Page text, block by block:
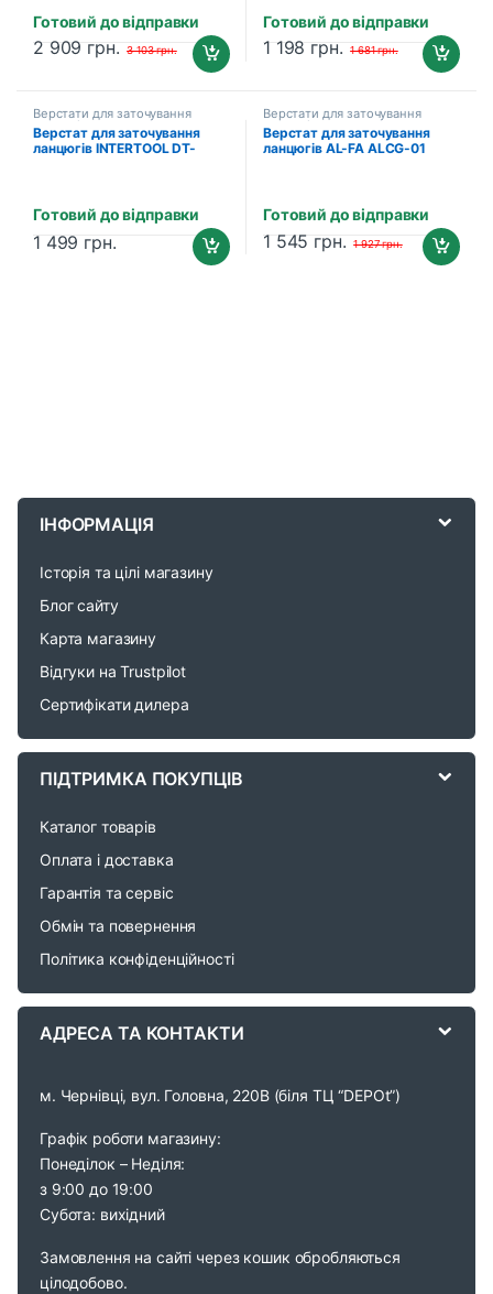
Готовий до відправки
2 909 грн. 3 103грн.
Готовий до відправки
1 198 грн. 1 681грн.
Верстати для заточування
ланцюгів
Верстат для заточування
ланцюгів INTERTOOL DT-
Готовий до відправки
1 499 грн.
Верстати для заточування
ланцюгів
Верстат для заточування
ланцюгів AL-FA ALCG-01
Готовий до відправки
1 545 грн. 1 927грн.
C
ІНФОРМАЦІЯ
Історія та цілі магазину
Блог сайту
Карта магазину
Відгуки на Trustpilot
Сертифікати дилера
ПІДТРИМКА ПОКУПЦІВ
Каталог товарів
Оплата і доставка
Гарантія та сервіс
Обмін та повернення
Політика конфіденційності
АДРЕСА ТА КОНТАКТИ
м. Чернівці, вул. Головна, 220В (біля ТЦ “DEPOt”)
Графік роботи магазину:
Понеділок – Неділя:
з 9:00 до 19:00
Субота: вихідний
Замовлення на сайті через кошик обробляються
цілодобово.